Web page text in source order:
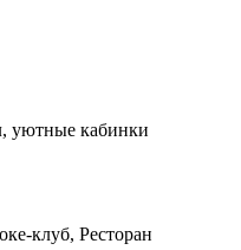
уютные кабинки
клуб, Ресторан